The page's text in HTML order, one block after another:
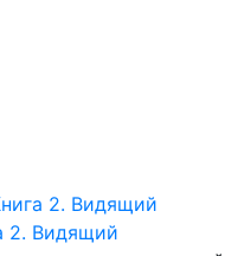
2. Видящий